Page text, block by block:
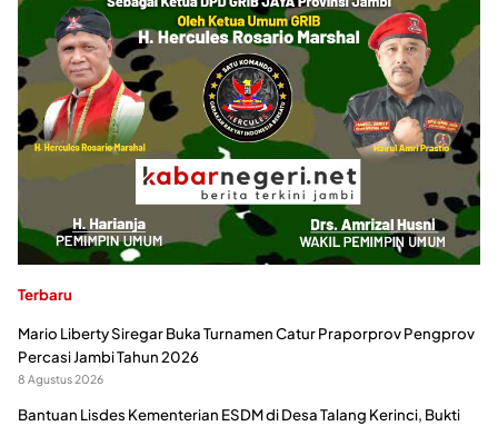
Terbaru
Mario Liberty Siregar Buka Turnamen Catur Praporprov Pengprov
Percasi Jambi Tahun 2026
8 Agustus 2026
Bantuan Lisdes Kementerian ESDM di Desa Talang Kerinci, Bukti